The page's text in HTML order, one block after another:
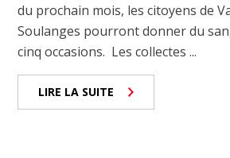
du prochain mois, les citoyens de
Soulanges pourront donner du
cinq occasions. Les collectes ...
LIRE LA SUITE